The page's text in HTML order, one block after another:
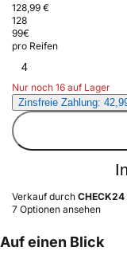
128,99 €
128
99€
pro Reifen
4
Nur noch 16 auf Lager
Zinsfreie Zahlung:
Verkauf durch CHECK24
7 Optionen ansehen
Auf einen Blick